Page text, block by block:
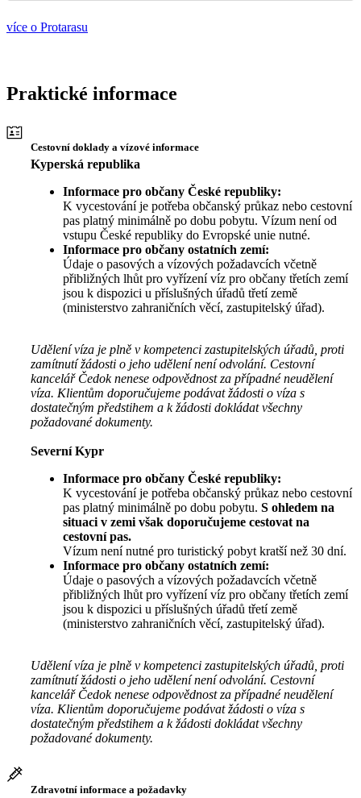
více o Protarasu
Praktické informace
Cestovní doklady a vízové informace
Kyperská republika
Informace pro občany České republiky:
K vycestování je potřeba občanský průkaz nebo cestovní
pas platný minimálně po dobu pobytu. Vízum není od
vstupu České republiky do Evropské unie nutné.
Informace pro občany ostatních zemí:
Údaje o pasových a vízových požadavcích včetně
přibližných lhůt pro vyřízení víz pro občany třetích zemí
jsou k dispozici u příslušných úřadů třetí země
(ministerstvo zahraničních věcí, zastupitelský úřad).
Udělení víza je plně v kompetenci zastupitelských úřadů, proti
zamítnutí žádosti o jeho udělení není odvolání. Cestovní
kancelář Čedok nenese odpovědnost za případné neudělení
víza. Klientům doporučujeme podávat žádosti o víza s
dostatečným předstihem a k žádosti dokládat všechny
požadované dokumenty.
Severní Kypr
Informace pro občany České republiky:
K vycestování je potřeba občanský průkaz nebo cestovní
pas platný minimálně po dobu pobytu. S ohledem na
situaci v zemi však doporučujeme cestovat na
cestovní pas.
Vízum není nutné pro turistický pobyt kratší než 30 dní.
Informace pro občany ostatních zemí:
Údaje o pasových a vízových požadavcích včetně
přibližných lhůt pro vyřízení víz pro občany třetích zemí
jsou k dispozici u příslušných úřadů třetí země
(ministerstvo zahraničních věcí, zastupitelský úřad).
Udělení víza je plně v kompetenci zastupitelských úřadů, proti
zamítnutí žádosti o jeho udělení není odvolání. Cestovní
kancelář Čedok nenese odpovědnost za případné neudělení
víza. Klientům doporučujeme podávat žádosti o víza s
dostatečným předstihem a k žádosti dokládat všechny
požadované dokumenty.
Zdravotní informace a požadavky